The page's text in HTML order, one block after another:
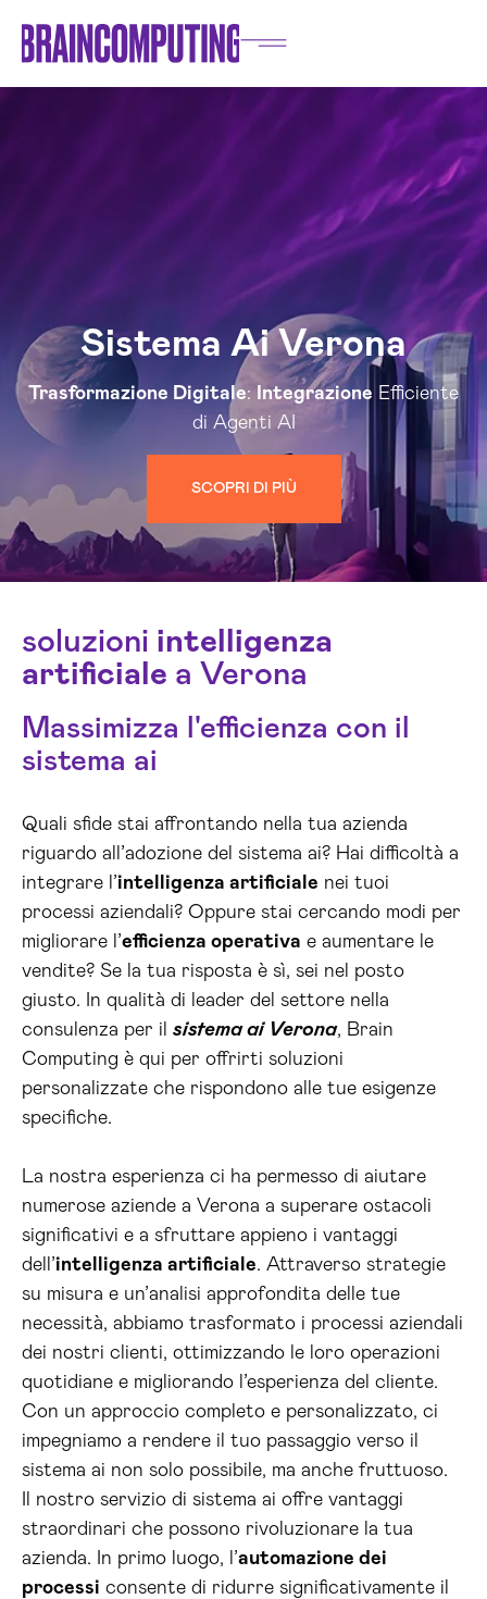
Sistema Ai Verona
Trasformazione Digitale: Integrazione Efficiente
di Agenti AI
SCOPRI DI PIÙ
soluzioni intelligenza
artificiale a Verona
Massimizza l'efficienza con il
sistema ai
Quali sfide stai affrontando nella tua azienda
riguardo all’adozione del sistema ai? Hai difficoltà a
integrare l’intelligenza artificiale nei tuoi
processi aziendali? Oppure stai cercando modi per
migliorare l’efficienza operativa e aumentare le
vendite? Se la tua risposta è sì, sei nel posto
giusto. In qualità di leader del settore nella
consulenza per il sistema ai Verona, Brain
Computing è qui per offrirti soluzioni
personalizzate che rispondono alle tue esigenze
specifiche.
La nostra esperienza ci ha permesso di aiutare
numerose aziende a Verona a superare ostacoli
significativi e a sfruttare appieno i vantaggi
dell’intelligenza artificiale. Attraverso strategie
su misura e un’analisi approfondita delle tue
necessità, abbiamo trasformato i processi aziendali
dei nostri clienti, ottimizzando le loro operazioni
quotidiane e migliorando l’esperienza del cliente.
Con un approccio completo e personalizzato, ci
impegniamo a rendere il tuo passaggio verso il
sistema ai non solo possibile, ma anche fruttuoso.
Il nostro servizio di sistema ai offre vantaggi
straordinari che possono rivoluzionare la tua
azienda. In primo luogo, l’automazione dei
processi consente di ridurre significativamente il